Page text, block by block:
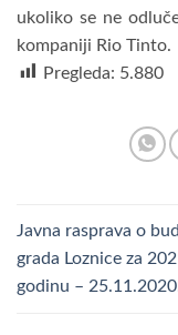
ukoliko se ne
kompaniji Rio Tinto.
Pregleda: 5.880
Javna rasprava o
grada Loznice za
godinu –